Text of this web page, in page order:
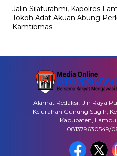
Jalin Silaturahmi, Kapolres
Tokoh Adat Akuan Abung
Kamtibmas
Alamat Redaksi : Jln Raya
Kelurahan Gunung Sugih,
Kabupaten,
081379630549/